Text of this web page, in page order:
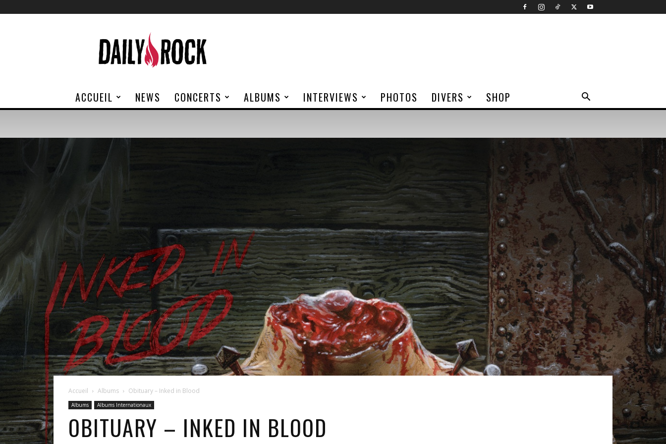
Rock
ACCUEIL NEWS CONCERTS ALBUMS INTERVIEWS PHOTOS DIVERS SHOP
Accueil Albums Obituary – Inked in Blood
Albums Albums Internationaux
OBITUARY – INKED IN BLOOD